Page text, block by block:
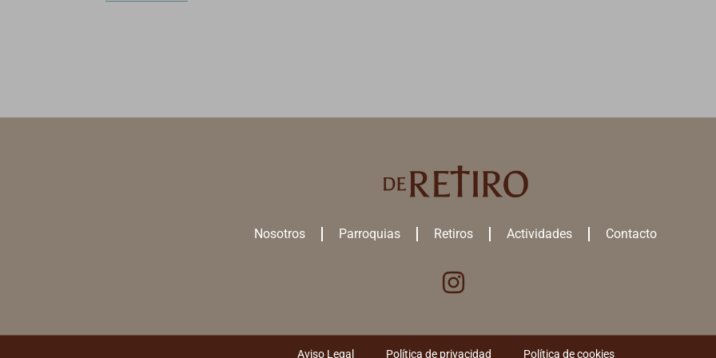
Nosotros Parroquias Retiros Actividades Contacto
Aviso Legal Política de privacidad Política de cookies